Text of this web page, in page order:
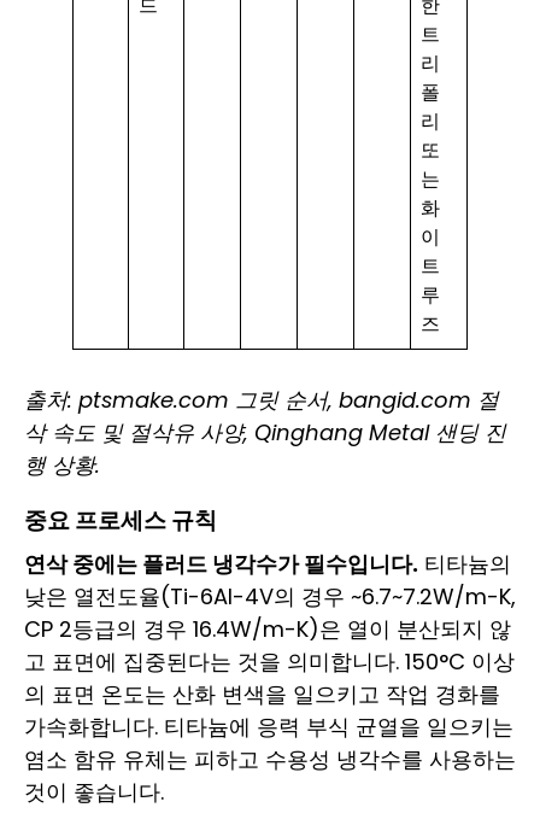
드
한
트
리
폴
리
또
는
화
이
트
루
즈
출처: ptsmake.com 그릿 순서, bangid.com 절
삭 속도 및 절삭유 사양, Qinghang Metal 샌딩 진
행 상황.
중요 프로세스 규칙
연삭 중에는 플러드 냉각수가 필수입니다. 티타늄의
낮은 열전도율(Ti-6Al-4V의 경우 ~6.7~7.2W/m-K,
CP 2등급의 경우 16.4W/m-K)은 열이 분산되지 않
고 표면에 집중된다는 것을 의미합니다. 150°C 이상
의 표면 온도는 산화 변색을 일으키고 작업 경화를
가속화합니다. 티타늄에 응력 부식 균열을 일으키는
염소 함유 유체는 피하고 수용성 냉각수를 사용하는
것이 좋습니다.